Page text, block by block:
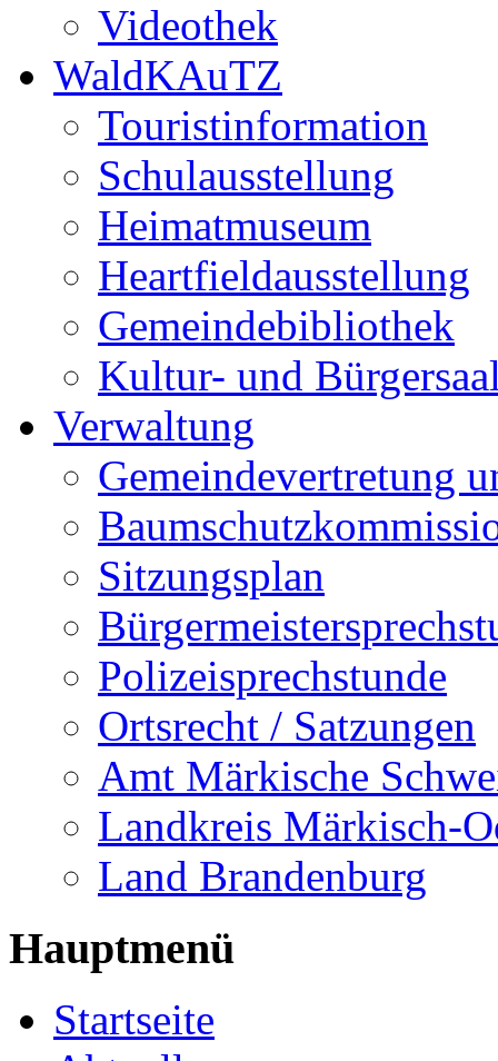
Videothek
WaldKAuTZ
Touristinformation
Schulausstellung
Heimatmuseum
Heartfieldausstellung
Gemeindebibliothek
Kultur- und
Verwaltung
Gemeindevertretung
Sitzungsplan
Polizeisprechstunde
Ortsrecht / Satzungen
Amt Märkische
Landkreis Märkisch-
Land Brandenburg
Hauptmenü
Startseite